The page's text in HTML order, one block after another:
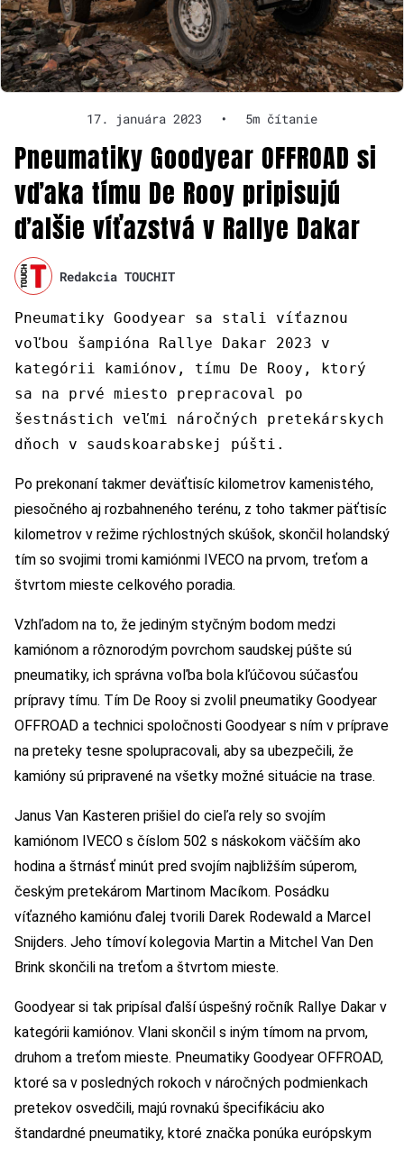
17. januára 2023 • 5m čítanie
Pneumatiky Goodyear OFFROAD si
vďaka tímu De Rooy pripisujú
ďalšie víťazstvá v Rallye Dakar
Redakcia TOUCHIT
Pneumatiky Goodyear sa stali víťaznou
voľbou šampióna Rallye Dakar 2023 v
kategórii kamiónov, tímu De Rooy, ktorý
sa na prvé miesto prepracoval po
šestnástich veľmi náročných pretekárskych
dňoch v saudskoarabskej púšti.
Po prekonaní takmer deväťtisíc kilometrov kamenistého,
piesočného aj rozbahneného terénu, z toho takmer päťtisíc
kilometrov v režime rýchlostných skúšok, skončil holandský
tím so svojimi tromi kamiónmi IVECO na prvom, treťom a
štvrtom mieste celkového poradia.
Vzhľadom na to, že jediným styčným bodom medzi
kamiónom a rôznorodým povrchom saudskej púšte sú
pneumatiky, ich správna voľba bola kľúčovou súčasťou
prípravy tímu. Tím De Rooy si zvolil pneumatiky Goodyear
OFFROAD a technici spoločnosti Goodyear s ním v príprave
na preteky tesne spolupracovali, aby sa ubezpečili, že
kamióny sú pripravené na všetky možné situácie na trase.
Janus Van Kasteren prišiel do cieľa rely so svojím
kamiónom IVECO s číslom 502 s náskokom väčším ako
hodina a štrnásť minút pred svojím najbližším súperom,
českým pretekárom Martinom Macíkom. Posádku
víťazného kamiónu ďalej tvorili Darek Rodewald a Marcel
Snijders. Jeho tímoví kolegovia Martin a Mitchel Van Den
Brink skončili na treťom a štvrtom mieste.
Goodyear si tak pripísal ďalší úspešný ročník Rallye Dakar v
kategórii kamiónov. Vlani skončil s iným tímom na prvom,
druhom a treťom mieste. Pneumatiky Goodyear OFFROAD,
ktoré sa v posledných rokoch v náročných podmienkach
pretekov osvedčili, majú rovnakú špecifikáciu ako
štandardné pneumatiky, ktoré značka ponúka európskym